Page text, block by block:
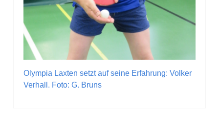
Olympia Laxten setzt auf seine Erfahrung: Volker
Verhall. Foto: G. Bruns